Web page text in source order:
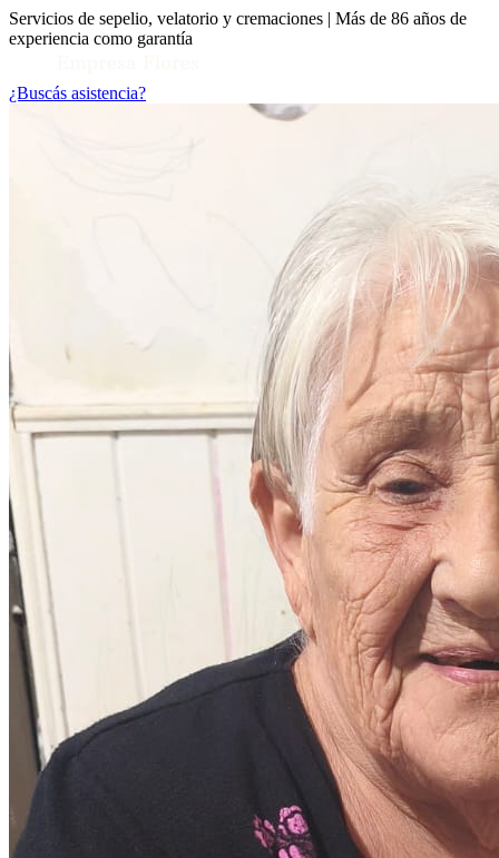
Servicios de sepelio, velatorio y cremaciones | Más de 86 años de
experiencia como garantía
¿Buscás asistencia?